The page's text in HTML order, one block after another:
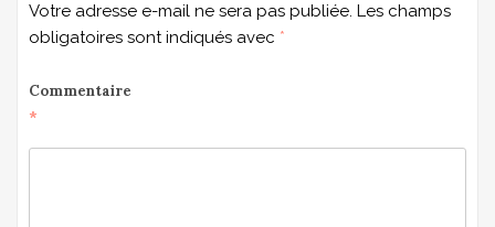
Votre adresse e-mail ne sera pas publiée. Les champs
obligatoires sont indiqués avec *
Commentaire
*